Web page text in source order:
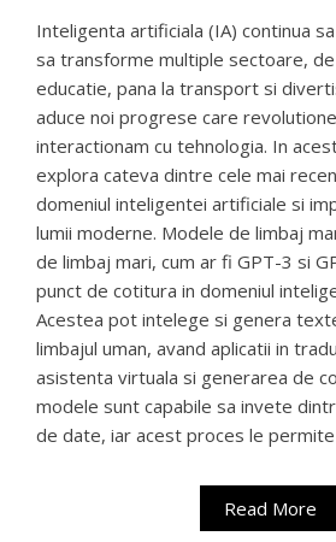
Inteligenta artificiala (IA) continua
sa transforme multiple sectoare,
educatie, pana la transport si
aduce noi progrese care
interactionam cu tehnologia. In
explora cateva dintre cele mai
domeniul inteligentei artificiale si
lumii moderne. Modele de limbaj
de limbaj mari, cum ar fi GPT-3 si
punct de cotitura in domeniul
Acestea pot intelege si genera
limbajul uman, avand aplicatii in
asistenta virtuala si generarea de
modele sunt capabile sa invete
de date, iar acest proces le permite
Read More